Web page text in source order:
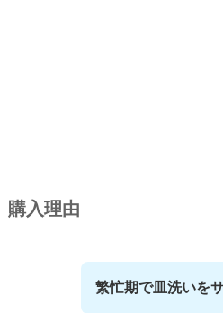
購入理由
繁忙期で皿洗いを